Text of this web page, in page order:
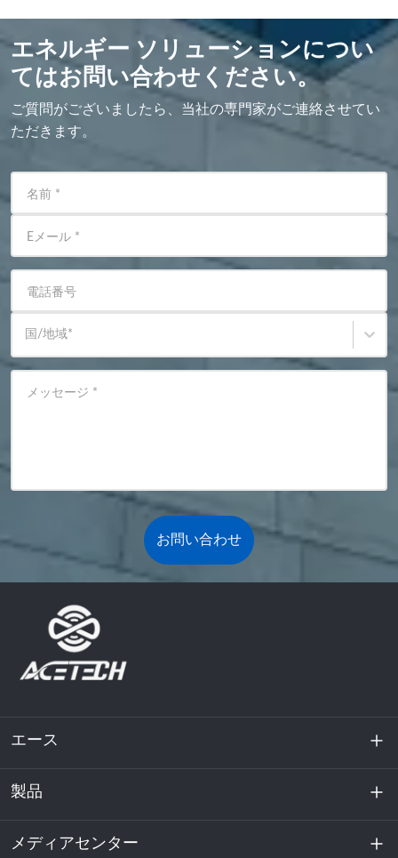
エネルギー ソリューションについ
てはお問い合わせください。
ご質問がございましたら、当社の専門家がご連絡させてい
ただきます。
名前 *
Eメール *
電話番号
国/地域*
メッセージ *
お問い合わせ
エース
私たちに関しては
持続可能性
製品
エネルギー貯蔵
メディアセンター